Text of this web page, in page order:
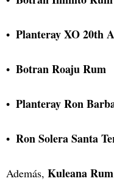
Planteray XO 20th
Botran Roaju Rum
Planteray Ron
Ron Solera Santa
Además, Kuleana